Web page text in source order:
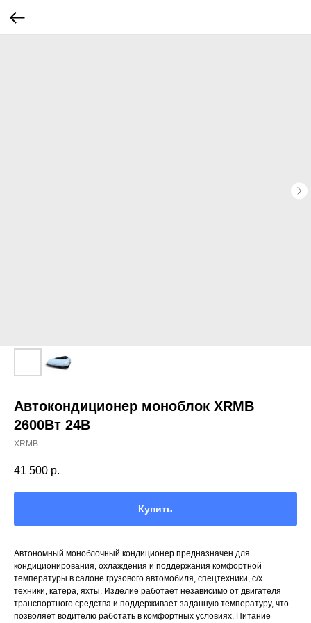
Автокондиционер моноблок XRMB
2600Вт 24В
XRMB
41 500 р.
Купить
Автономный моноблочный кондиционер предназначен для
кондиционирования, охлаждения и поддержания комфортной
температуры в салоне грузового автомобиля, спецтехники, с/х
техники, катера, яхты. Изделие работает независимо от двигателя
транспортного средства и поддерживает заданную температуру, что
позволяет водителю работать в комфортных условиях. Питание